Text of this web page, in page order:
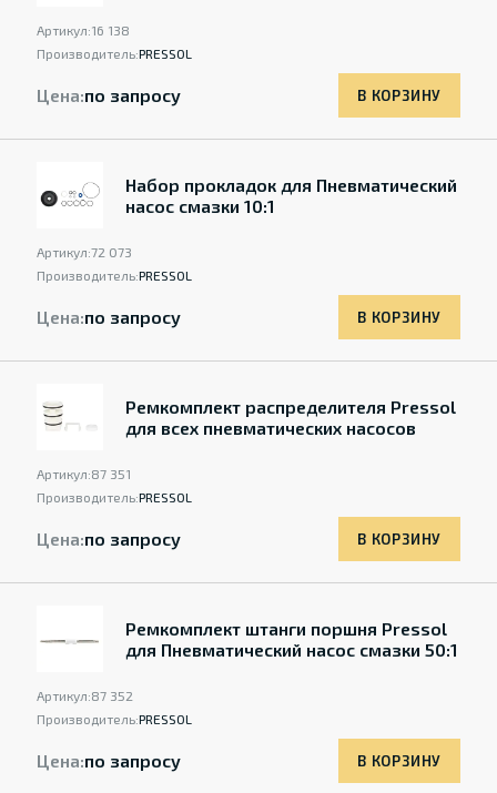
Артикул:16 138
Производитель:PRESSOL
Цена:по запросу В КОРЗИНУ
Набор прокладок для Пневматический
насос смазки 10:1
Артикул:72 073
Производитель:PRESSOL
Цена:по запросу В КОРЗИНУ
Ремкомплект распределителя Pressol
для всех пневматических насосов
Артикул:87 351
Производитель:PRESSOL
Цена:по запросу В КОРЗИНУ
Ремкомплект штанги поршня Pressol
для Пневматический насос смазки 50:1
Артикул:87 352
Производитель:PRESSOL
Цена:по запросу В КОРЗИНУ